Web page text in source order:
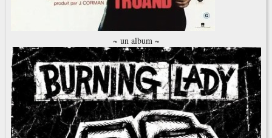
~ un album ~